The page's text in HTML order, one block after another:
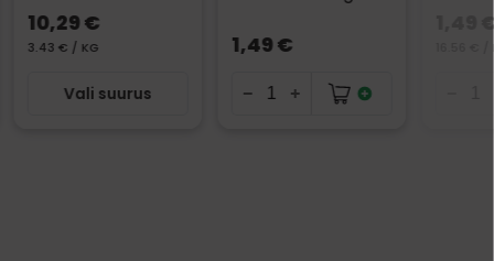
10,29 €
3.43 € / KG
Vali suurus
1,49 €
1,49